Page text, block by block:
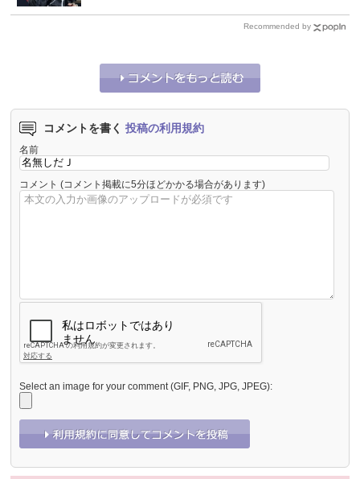
Recommended by
コメントを書く 投稿の利用規約
名前
コメント (コメント掲載に5分ほどかかる場合があります)
Select an image for your comment (GIF, PNG, JPG, JPEG):